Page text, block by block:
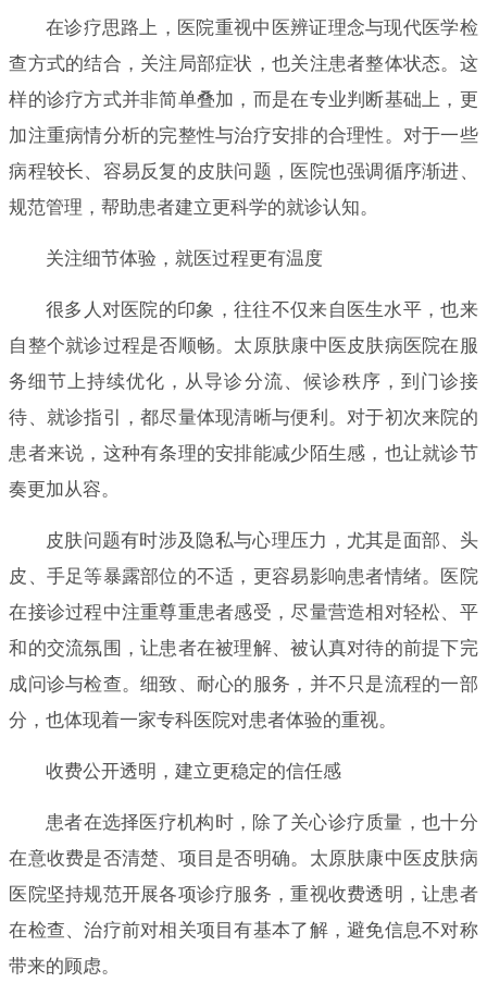
在诊疗思路上，医院重视中医辨证理念与现代医学检
查方式的结合，关注局部症状，也关注患者整体状态。这
样的诊疗方式并非简单叠加，而是在专业判断基础上，更
加注重病情分析的完整性与治疗安排的合理性。对于一些
病程较长、容易反复的皮肤问题，医院也强调循序渐进、
规范管理，帮助患者建立更科学的就诊认知。
关注细节体验，就医过程更有温度
很多人对医院的印象，往往不仅来自医生水平，也来
自整个就诊过程是否顺畅。太原肤康中医皮肤病医院在服
务细节上持续优化，从导诊分流、候诊秩序，到门诊接
待、就诊指引，都尽量体现清晰与便利。对于初次来院的
患者来说，这种有条理的安排能减少陌生感，也让就诊节
奏更加从容。
皮肤问题有时涉及隐私与心理压力，尤其是面部、头
皮、手足等暴露部位的不适，更容易影响患者情绪。医院
在接诊过程中注重尊重患者感受，尽量营造相对轻松、平
和的交流氛围，让患者在被理解、被认真对待的前提下完
成问诊与检查。细致、耐心的服务，并不只是流程的一部
分，也体现着一家专科医院对患者体验的重视。
收费公开透明，建立更稳定的信任感
患者在选择医疗机构时，除了关心诊疗质量，也十分
在意收费是否清楚、项目是否明确。太原肤康中医皮肤病
医院坚持规范开展各项诊疗服务，重视收费透明，让患者
在检查、治疗前对相关项目有基本了解，避免信息不对称
带来的顾虑。